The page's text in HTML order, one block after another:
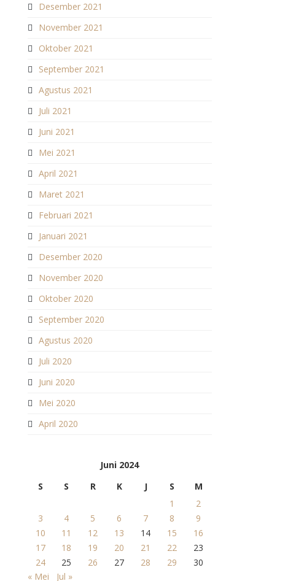
Desember 2021
November 2021
Oktober 2021
September 2021
Agustus 2021
Juli 2021
Juni 2021
Mei 2021
April 2021
Maret 2021
Februari 2021
Januari 2021
Desember 2020
November 2020
Oktober 2020
September 2020
Agustus 2020
Juli 2020
Juni 2020
Mei 2020
April 2020
Juni 2024
S
S R K J S
M
1
2
3
4 5 6 7 8
9
10
11 12 13 14 15
16
17
18 19 20 21 22
23
24
25 26 27 28 29
30
« Mei
Jul »